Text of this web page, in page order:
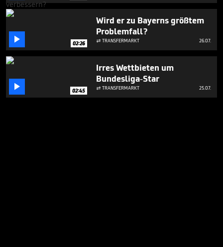
 02:26
Wird er zu Bayerns größtem
Problemfall?
 TRANSFERMARKT 26.07.
 02:45
Irres Wettbieten um
Bundesliga-Star
 TRANSFERMARKT 25.07.